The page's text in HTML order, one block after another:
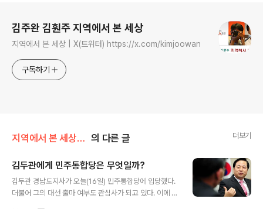
김주완 김훤주 지역에서 본 세상
지역에서 본 세상 | X(트위터) https://x.com/kimjoowan
구독하기
지역에서 본 세상/2012선거기록 의 다른 글 더보기
김두관에게 민주통합당은 무엇일까?
김두관 경남도지사가 오늘(16일) 민주통합당에 입당했다.
더불어 그의 대선 출마 여부도 관심사가 되고 있다. 이에 대